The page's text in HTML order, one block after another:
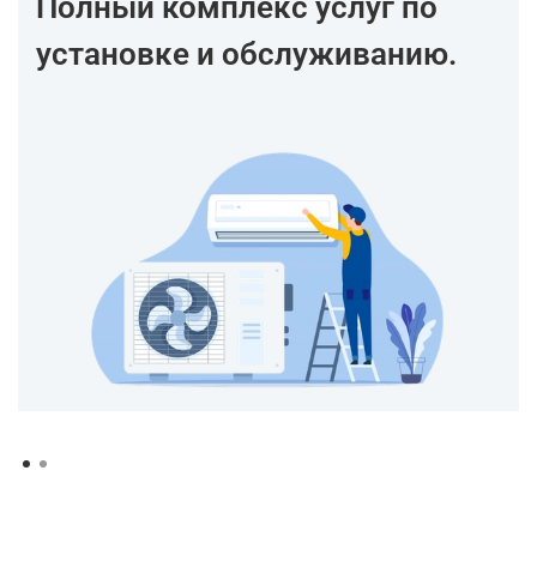
Полный комплекс услуг по
установке и обслуживанию.